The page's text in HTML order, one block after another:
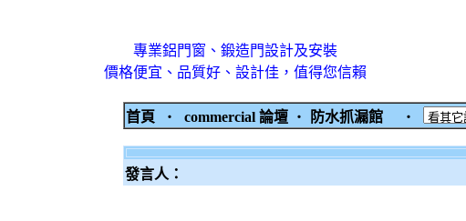
專業鋁門窗、鍛造門設計及安裝
價格便宜、品質好、設計佳，值得您信賴
首頁 ‧ commercial 論壇 ‧ 防水抓漏館 ‧
發言人：